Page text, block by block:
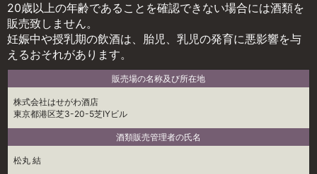
20歳以上の年齢であることを確認できない場合には酒類を
販売致しません。
妊娠中や授乳期の飲酒は、胎児、乳児の発育に悪影響を与
えるおそれがあります。
販売場の名称及び所在地
株式会社はせがわ酒店
東京都港区芝3-20-5芝IYビル
酒類販売管理者の氏名
松丸 結